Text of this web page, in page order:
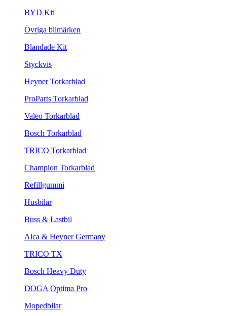
BYD Kit
Övriga bilmärken
Blandade Kit
Styckvis
Heyner Torkarblad
ProParts Torkarblad
Valeo Torkarblad
Bosch Torkarblad
TRICO Torkarblad
Champion Torkarblad
Refillgummi
Husbilar
Buss & Lastbil
Alca & Heyner Germany
TRICO TX
Bosch Heavy Duty
DOGA Optima Pro
Mopedbilar